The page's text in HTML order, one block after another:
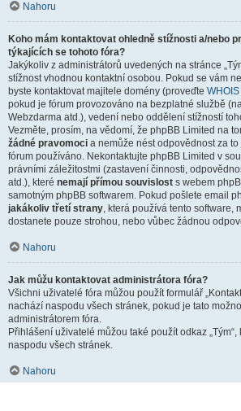
Nahoru
Koho mám kontaktovat ohledně stížnosti a/nebo
týkajících se tohoto fóra?
Jakýkoliv z administrátorů uvedených na stránce
stížnost vhodnou kontaktní osobou. Pokud se vám
byste kontaktovat majitele domény (proveďte
pokud je fórum provozováno na bezplatné službě
Webzdarma atd.), vedení nebo oddělení stížností
Vezměte, prosím, na vědomí, že phpBB Limited na
žádné pravomoci a nemůže nést odpovědnost za
fórum používáno. Nekontaktujte phpBB Limited v
právními záležitostmi (zastavení činnosti,
atd.), které nemají přímou souvislost s webem
samotným phpBB softwarem. Pokud pošlete email
jakákoliv třetí strany, která používá tento software,
dostanete pouze strohou, nebo vůbec žádnou
Nahoru
Jak můžu kontaktovat administrátora fóra?
Všichni uživatelé fóra můžou použít formulář
nachází naspodu všech stránek, pokud je tato
administrátorem fóra.
Přihlášení uživatelé můžou také použít odkaz
naspodu všech stránek.
Nahoru